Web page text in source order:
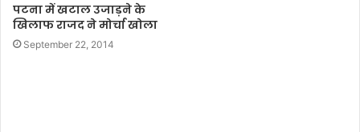
पटना में खटाल उजाड़ने के
खिलाफ राजद ने मोर्चा खोला
September 22, 2014